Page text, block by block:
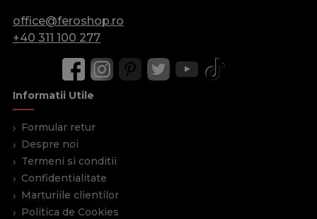
office@feroshop.ro
+40 311 100 277
Informatii Utile
Formular retur
Despre noi
Termeni si conditii
Confidentialitate
Marturiile clientilor
Politica de Cookies